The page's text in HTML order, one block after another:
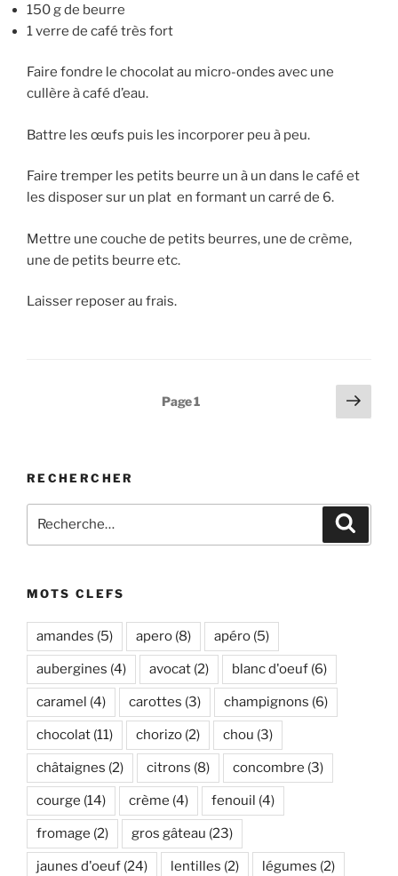
150 g de beurre
1 verre de café très fort
Faire fondre le chocolat au micro-ondes avec une
cullère à café d’eau.
Battre les œufs puis les incorporer peu à peu.
Faire tremper les petits beurre un à un dans le café et
les disposer sur un plat en formant un carré de 6.
Mettre une couche de petits beurres, une de crème,
une de petits beurre etc.
Laisser reposer au frais.
Page1
Page
RECHERCHER
pour
MOTS CLEFS
amandes (5) apero (8) apéro (5)
aubergines (4) avocat (2) blanc d'oeuf (6)
caramel (4) carottes (3) champignons (6)
chocolat (11) chorizo (2) chou (3)
châtaignes (2) citrons (8) concombre (3)
courge (14) crème (4) fenouil (4)
fromage (2) gros gâteau (23)
jaunes d'oeuf (24) lentilles (2) légumes (2)